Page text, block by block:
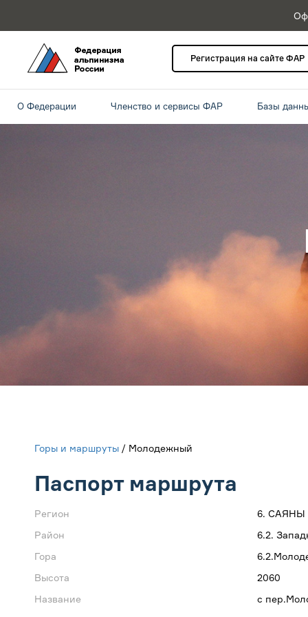
Регистрация на сайте ФАР
О Федерации Членство и сервисы ФАР Базы
Горы и маршруты / Молодежный
Паспорт маршрута
Регион
6. САЯНЫ
Район
6.2.
Гора
Высота
2060
Название
с